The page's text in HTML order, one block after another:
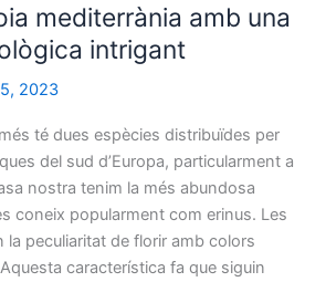
mediterrània amb una
intrigant
2023
té dues espècies distribuïdes per
del sud d’Europa, particularment a
nostra tenim la més abundosa
coneix popularment com erinus. Les
la peculiaritat de florir amb colors
característica fa que siguin